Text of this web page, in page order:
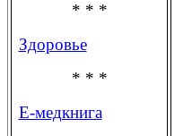
* * *
Здоровье
* * *
Е-медкнига